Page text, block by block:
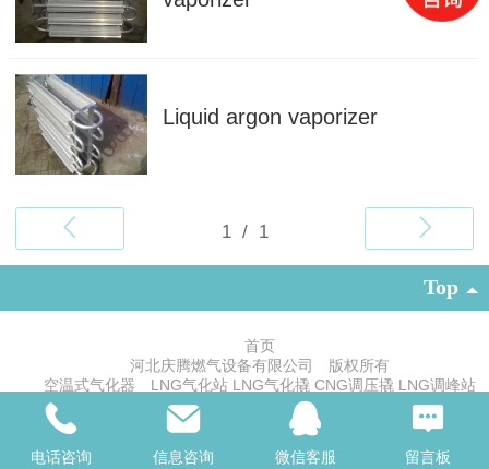
Liquid argon vaporizer
Top
首页
河北庆腾燃气设备有限公司 版权所有
空温式气化器 LNG气化站 LNG气化撬 CNG调压撬 LNG调峰站
电话：0319-5262361 15833393342
冀公网安备 13058102000316号
冀ICP备17019529号-3 | PC version
电话咨询 信息咨询 微信客服 留言板